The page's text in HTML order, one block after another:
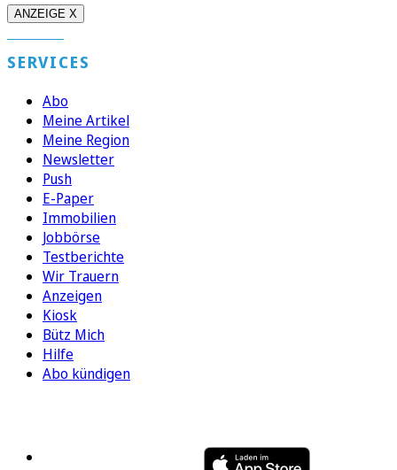
ANZEIGE X
SERVICES
Abo
Meine Artikel
Meine Region
Newsletter
Push
E-Paper
Immobilien
Jobbörse
Testberichte
Wir Trauern
Anzeigen
Kiosk
Bütz Mich
Hilfe
Abo kündigen